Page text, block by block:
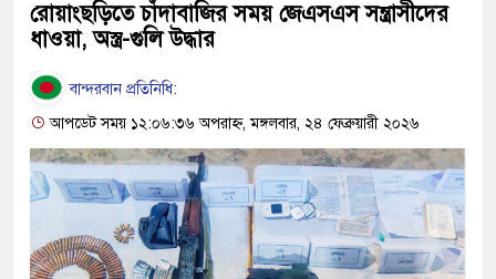
রোয়াংছড়িতে চাঁদাবাজির সময় জেএসএস সন্ত্রাসীদের
ধাওয়া, অস্ত্র-গুলি উদ্ধার
বান্দরবান প্রতিনিধি:
আপডেট সময় ১২:০৬:৩৬ অপরাহ্ন, মঙ্গলবার, ২৪ ফেব্রুয়ারী ২০২৬